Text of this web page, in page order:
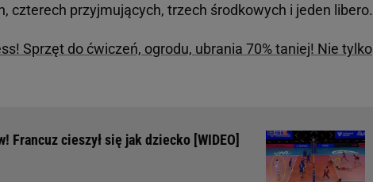
czterech przyjmujących, trzech środkowych i jeden libero.
Sprzęt do ćwiczeń, ogrodu, ubrania 70% taniej! Nie tylko
Francuz cieszył się jak dziecko [WIDEO]